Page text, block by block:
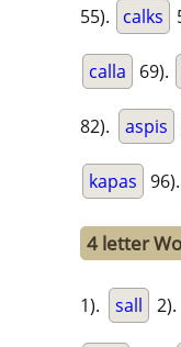
55). calks
calla 69).
82). aspis
kapas 96).
4 letter
1). sall 2).